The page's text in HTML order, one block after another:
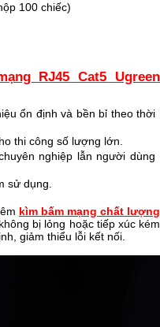
100 chiếc)
RJ45 Cat5 Ugreen
ổn định và bền bỉ theo thời
thi công số lượng lớn.
nghiệp lẫn người dùng
sử dụng.
kìm bấm mạng chất lượng
bị lỏng hoặc tiếp xúc kém
giảm thiểu lỗi kết nối.